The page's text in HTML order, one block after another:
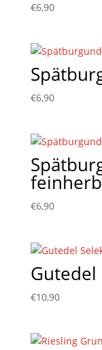
€6,90
€6,90
feinherb
€6,90
Gutedel
€10,90